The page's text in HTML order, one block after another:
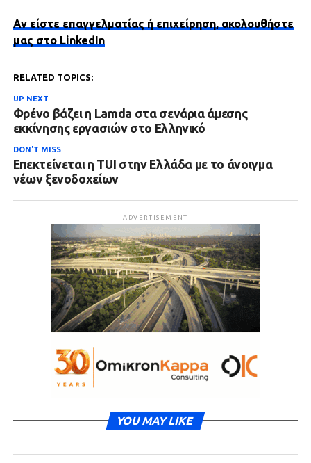
Αν είστε επαγγελματίας ή επιχείρηση, ακολουθήστε
μας στο LinkedIn
RELATED TOPICS:
UP NEXT
Φρένο βάζει η Lamda στα σενάρια άμεσης
εκκίνησης εργασιών στο Ελληνικό
DON'T MISS
Επεκτείνεται η TUI στην Ελλάδα με το άνοιγμα
νέων ξενοδοχείων
ADVERTISEMENT
YOU MAY LIKE